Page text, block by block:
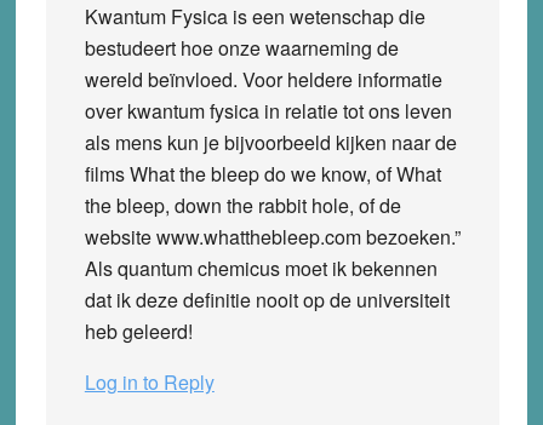
Kwantum Fysica is een wetenschap die
bestudeert hoe onze waarneming de
wereld beïnvloed. Voor heldere informatie
over kwantum fysica in relatie tot ons leven
als mens kun je bijvoorbeeld kijken naar de
films What the bleep do we know, of What
the bleep, down the rabbit hole, of de
website www.whatthebleep.com bezoeken.”
Als quantum chemicus moet ik bekennen
dat ik deze definitie nooit op de universiteit
heb geleerd!
Log in to Reply